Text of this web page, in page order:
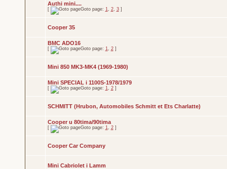
Authi mini....
[ Goto page: 1, 2, 3]
Cooper 35
BMC ADO16
[ Goto page: 1, 2]
Mini 850 MK3-MK4 (1969-1980)
Mini SPECIAL i 1100S-1978/1979
[ Goto page: 1, 2]
SCHMITT (Hrubon, Automobiles Schmitt et Ets Charlatte)
Cooper u 80tima/90tima
[ Goto page: 1, 2]
Cooper Car Company
Mini Cabriolet i Lamm